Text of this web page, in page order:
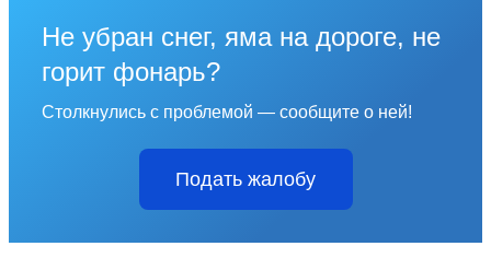
Не убран снег, яма на дороге, не
горит фонарь?
Столкнулись с проблемой — сообщите о ней!
Подать жалобу